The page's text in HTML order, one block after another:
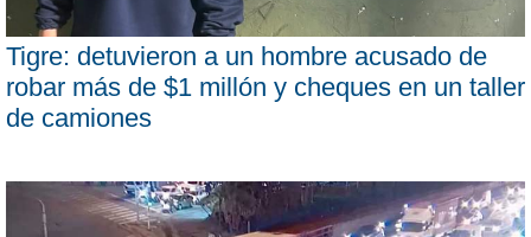
Tigre: detuvieron a un hombre acusado de
robar más de $1 millón y cheques en un taller
de camiones